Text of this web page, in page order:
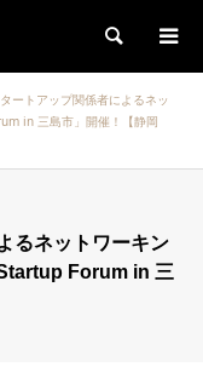
検索
ートアップ関係者によるネッ
in 三島市」開催！【静岡
るネットワーキン
Forum in 三